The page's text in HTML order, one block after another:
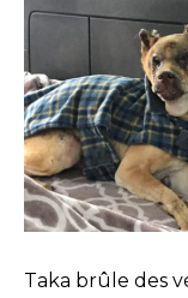
Taka brûle des